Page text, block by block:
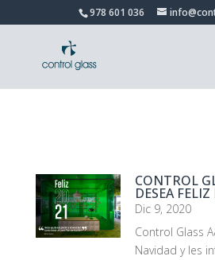
978 601 036
CONTROL
DESEA
Dic 9, 2020
Control Glass
Navidad y les